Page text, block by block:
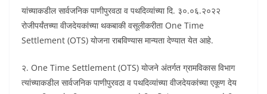
यांच्याकडील सार्वजनिक पाणीपुरवठा व पथदिव्यांच्या दि. ३०.०६.२०२२
रोजीपर्यंतच्या वीजदेयकांच्या थकबाकी वसूलीकरीता One Time
Settlement (OTS) योजना राबविण्यास मान्यता देण्यात येत आहे.
२. One Time Settlement (OTS) योजने अंतर्गत ग्रामविकास विभाग
त्यांच्याकडील सार्वजनिक पाणीपुरवठा व पथदिव्यांच्या वीजदेयकांच्या एकूण देय